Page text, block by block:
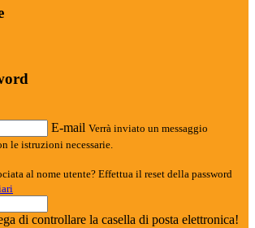
E-mail Verrà inviato un messaggio
le istruzioni necessarie.
al nome utente? Effettua il reset della password
di controllare la casella di posta elettronica!